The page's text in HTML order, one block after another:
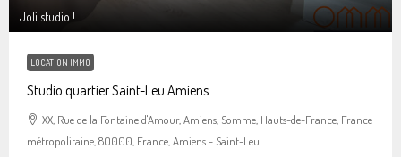
Joli studio !
LOCATION IMMO
Studio quartier Saint-Leu Amiens
XX, Rue de la Fontaine d'Amour, Amiens, Somme, Hauts-de-France, France
métropolitaine, 80000, France, Amiens - Saint-Leu